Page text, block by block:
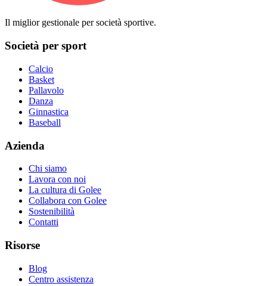
Il miglior gestionale per società sportive.
Società per sport
Calcio
Basket
Pallavolo
Danza
Ginnastica
Baseball
Azienda
Chi siamo
Lavora con noi
La cultura di Golee
Collabora con Golee
Sostenibilità
Contatti
Risorse
Blog
Centro assistenza